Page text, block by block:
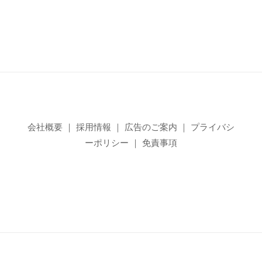
会社概要 ｜ 採用情報 ｜ 広告のご案内 ｜
プライバシ
ーポリシー ｜ 免責事項